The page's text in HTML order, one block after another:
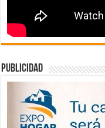
publicidad